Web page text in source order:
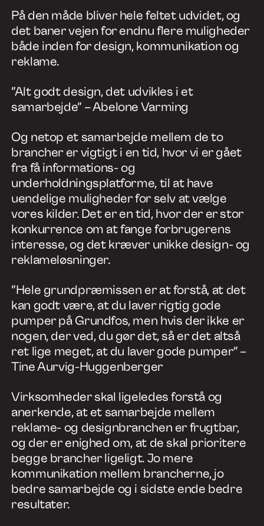
På den måde bliver hele feltet udvidet, og
det baner vejen for endnu flere muligheder
både inden for design, kommunikation og
reklame.
”Alt godt design, det udvikles i et
samarbejde” – Abelone Varming
Og netop et samarbejde mellem de to
brancher er vigtigt i en tid, hvor vi er gået
fra få informations- og
underholdningsplatforme, til at have
uendelige muligheder for selv at vælge
vores kilder. Det er en tid, hvor der er stor
konkurrence om at fange forbrugerens
interesse, og det kræver unikke design- og
reklameløsninger.
”Hele grundpræmissen er at forstå, at det
kan godt være, at du laver rigtig gode
pumper på Grundfos, men hvis der ikke er
nogen, der ved, du gør det, så er det altså
ret lige meget, at du laver gode pumper” –
Tine Aurvig-Huggenberger
Virksomheder skal ligeledes forstå og
anerkende, at et samarbejde mellem
reklame- og designbranchen er frugtbar,
og der er enighed om, at de skal prioritere
begge brancher ligeligt. Jo mere
kommunikation mellem brancherne, jo
bedre samarbejde og i sidste ende bedre
resultater.